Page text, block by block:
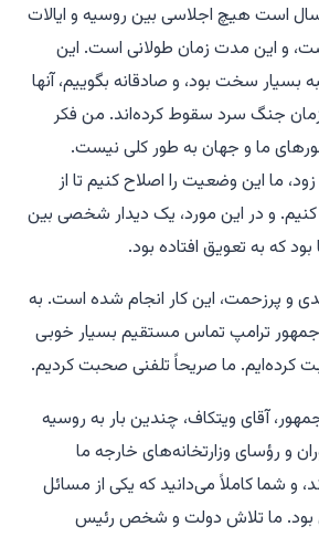
است هیچ اجلاسی بین روسیه و ایالات
و این مدت زمان طولانی است. این
بسیار سخت بود، و صادقانه بگوییم، آنها
زمان جنگ سرد سقوط کرده‌اند. من فکر
ما و جهان به طور کلی نیست.
ما این وضعیت را اصلاح کنیم تا از
و در این مورد، یک دیدار شخصی بین
که به تعویق افتاده بود.
و پرزحمت، این کار انجام شده است. به
ترامپ تماس مستقیم بسیار خوبی
کرده‌ایم. ما صریحاً تلفنی صحبت کردیم.
آقای ویتکاف، چندین بار به روسیه
و رؤسای وزارتخانه‌های خارجه ما
و شما کاملاً می‌دانید که یکی از مسائل
بود. ما تلاش دولت و شخص رئیس